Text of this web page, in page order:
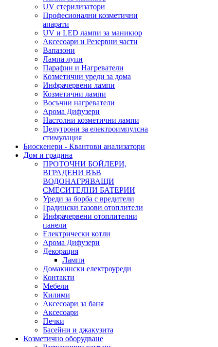
UV стерилизатори
Професионални козметични
апарати
UV и LED лампи за маникюр
Аксесоари и Резервни части
Вапазони
Лампа лупи
Парафин и Нагреватели
Козметични уреди за дома
Инфрачервени лампи
Козметични лампи
Восъчни нагреватели
Арома Дифузери
Настолни козметични лампи
Целутрони за електроимпулсна
стимулация
Биоскенери - Квантови анализатори
Дом и градина
ПРОТОЧНИ БОЙЛЕРИ,
ВГРАДЕНИ ВЪВ
ВОДОНАГРЯВАЩИ
СМЕСИТЕЛНИ БАТЕРИИ
Уреди за борба с вредители
Градински газови отоплители
Инфрачервени отоплителни
панели
Електрически котли
Арома Дифузери
Декорация
Лампи
Домакински електроуреди
Контакти
Мебели
Килими
Аксесоари за баня
Аксесоари
Печки
Басейни и джакузита
Козметично оборудване